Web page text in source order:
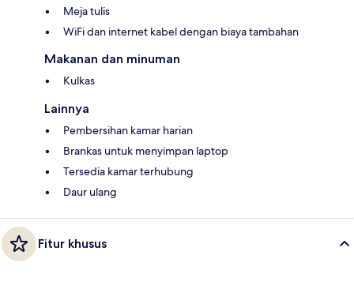
Meja tulis
WiFi dan internet kabel dengan biaya tambahan
Makanan dan minuman
Kulkas
Lainnya
Pembersihan kamar harian
Brankas untuk menyimpan laptop
Tersedia kamar terhubung
Daur ulang
Fitur khusus